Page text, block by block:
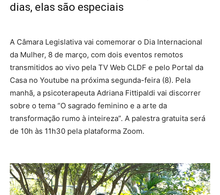
dias, elas são especiais
A Câmara Legislativa vai comemorar o Dia Internacional
da Mulher, 8 de março, com dois eventos remotos
transmitidos ao vivo pela TV Web CLDF e pelo Portal da
Casa no Youtube na próxima segunda-feira (8). Pela
manhã, a psicoterapeuta Adriana Fittipaldi vai discorrer
sobre o tema “O sagrado feminino e a arte da
transformação rumo à inteireza”. A palestra gratuita será
de 10h às 11h30 pela plataforma Zoom.